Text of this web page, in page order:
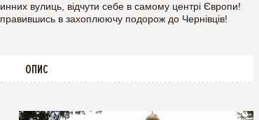
вулиць, відчути себе в самому центрі Європи!
в захоплюючу подорож до Чернівців!
ОПИС